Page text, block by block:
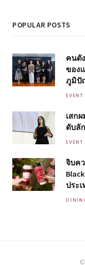
POPULAR POSTS
คนดั
ของแ
ภูมิปั
EVENT
เสก
ดับลั
EVENT
จิบค
ประ